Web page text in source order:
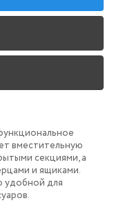
вместительную
секциями, а
и ящиками.
удобной для